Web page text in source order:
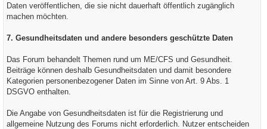
Daten veröffentlichen, die sie nicht dauerhaft öffentlich zugänglich
machen möchten.
7. Gesundheitsdaten und andere besonders geschützte Daten
Das Forum behandelt Themen rund um ME/CFS und Gesundheit.
Beiträge können deshalb Gesundheitsdaten und damit besondere
Kategorien personenbezogener Daten im Sinne von Art. 9 Abs. 1
DSGVO enthalten.
Die Angabe von Gesundheitsdaten ist für die Registrierung und
allgemeine Nutzung des Forums nicht erforderlich. Nutzer entscheiden